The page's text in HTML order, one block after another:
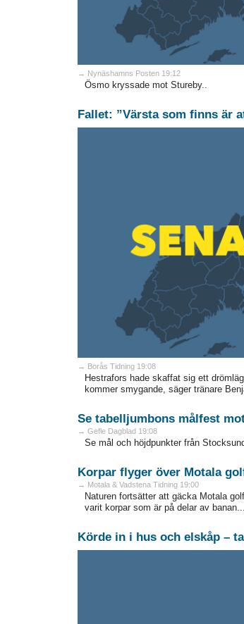
→ Nynäshamns Posten 19:12
Ösmo kryssade mot Stureby..
Fallet: ”Värsta som finns är
→ Borås Tidning 19:08
Hestrafors hade skaffat sig ett
kommer smygande, säger tränare
Se tabelljumbons målfest
→ Gefle Dagblad 19:08
Se mål och höjdpunkter från
Korpar flyger över Motala
→ Motala & Vadstena Tidning 19:00
Naturen fortsätter att gäcka Motala
varit korpar som är på delar av banan...
Körde in i hus och elskåp –